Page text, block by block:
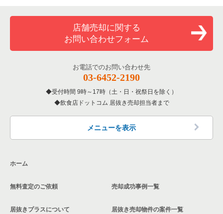
店舗売却に関する
お問い合わせフォーム
お電話でのお問い合わせ先
03-6452-2190
受付時間 9時～17時（土・日・祝祭日を除く）
飲食店ドットコム 居抜き売却担当者まで
メニューを表示
ホーム
無料査定のご依頼
居抜きプラスについて
売却成功事例一覧
居抜き売却物件の案件一覧